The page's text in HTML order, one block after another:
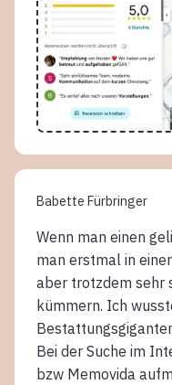
Babette Fürbringer
Wenn man einen
man erstmal in
aber trotzdem sehr
kümmern. Ich
Bei der Suche im
bzw Memovida